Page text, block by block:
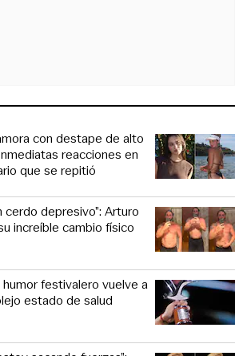
con destape de alto
reacciones en
que se repitió
depresivo”: Arturo
increíble cambio físico
festivalero vuelve a
estado de salud